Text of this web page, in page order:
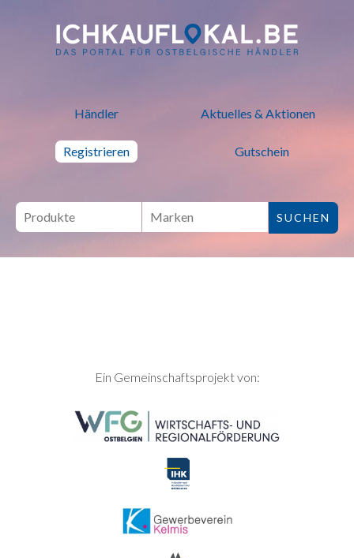
ich kauf lokal - Bei lokalen
Händler Aktuelles & Aktionen
Registrieren Gutschein
SEITENFUSSEin Gemeinschaftsprojekt von: